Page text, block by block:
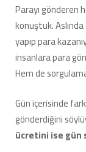
Parayı gönderen
konuştuk.
yapıp para
insanlara para
Hem de
Gün içerisinde
gönderdiğini
ücretini ise gün